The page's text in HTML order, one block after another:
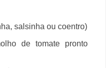
salsinha ou coentro)
de tomate pronto